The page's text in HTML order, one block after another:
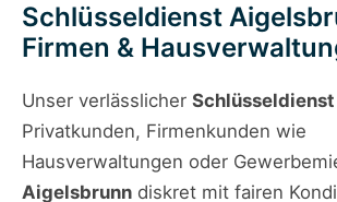
Schlüsseldienst
Firmen &
Unser verlässlicher Schlüsseldienst
Privatkunden, Firmenkunden wie
Hausverwaltungen oder
Aigelsbrunn diskret mit fairen